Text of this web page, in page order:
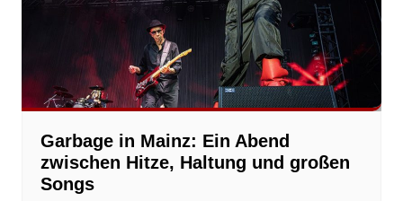
Garbage in Mainz: Ein Abend
zwischen Hitze, Haltung und großen
Songs